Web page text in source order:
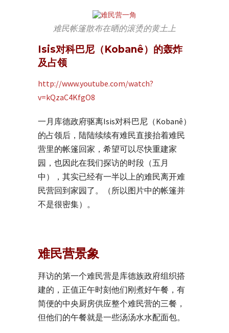
难民帐篷散布在晒的滚烫的黄土上
Isis对科巴尼（Kobanê）的轰炸
及占领
http://www.youtube.com/watch?
v=kQzaC4KfgO8
一月库德政府驱离Isis对科巴尼（Kobanê）
的占领后，陆陆续续有难民直接抬着难民
营里的帐篷回家，希望可以尽快重建家
园，也因此在我们探访的时段（五月
中），其实已经有一半以上的难民离开难
民营回到家园了。（所以图片中的帐篷并
不是很密集）。
难民营景象
拜访的第一个难民营是库德族政府组织搭
建的，正值正午时刻他们刚煮好午餐，有
简便的中央厨房供应整个难民营的三餐，
但他们的午餐就是一些汤汤水水配面包。